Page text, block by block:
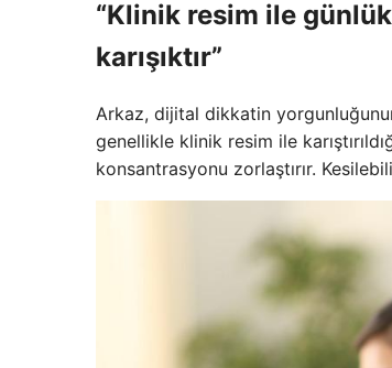
“Klinik resim ile
karışıktır”
Arkaz, dijital dikkatin
genellikle klinik resim ile
konsantrasyonu zorlaştırır.